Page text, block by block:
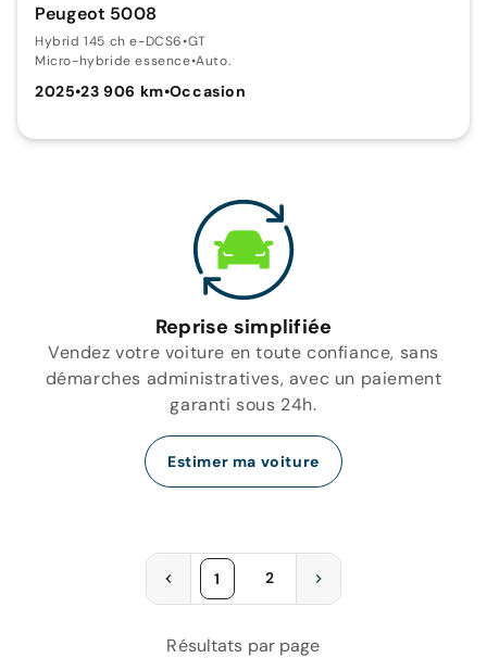
Peugeot 5008
Hybrid 145 ch e-DCS6•GT
Micro-hybride essence•Auto.
2025•23 906 km•Occasion
Reprise simplifiée
Vendez votre voiture en toute confiance, sans
démarches administratives, avec un paiement
garanti sous 24h.
Estimer ma voiture
1 2
Résultats par page